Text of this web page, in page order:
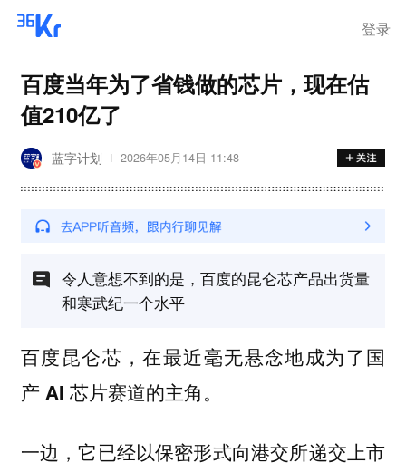
登录
百度当年为了省钱做的芯片，现在估
值210亿了
蓝字计划 2026年05月14日 11:48
令人意想不到的是，百度的昆仑芯产品出货量
和寒武纪一个水平
百度昆仑芯，在最近毫无悬念地成为了国
产 AI 芯片赛道的主角。
一边，它已经以保密形式向港交所递交上市